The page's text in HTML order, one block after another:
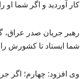
کار آوردید و اگر شما او
رهبر جریان صدر عراق،
شما ایستاد تا کشورش
وی افزود: چهارم؛ اگر